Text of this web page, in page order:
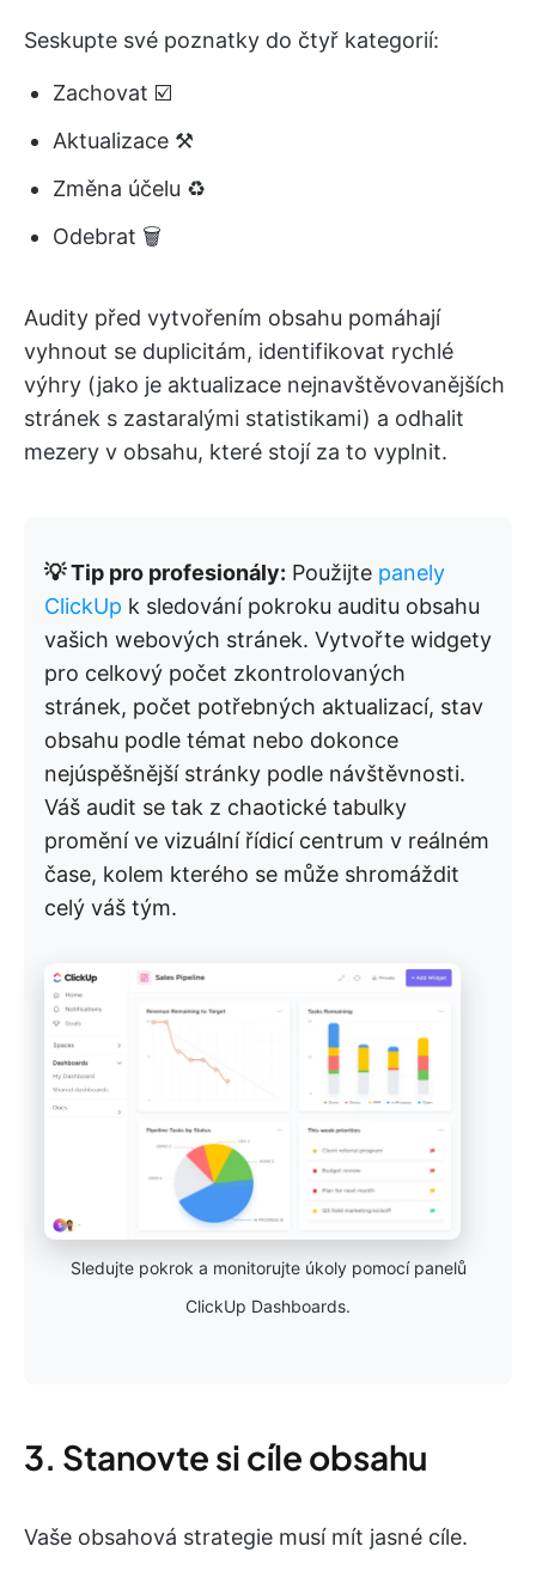
Seskupte své poznatky do čtyř kategorií:
Zachovat ☑️
Aktualizace ⚒️
Změna účelu ♻️
Odebrat 🗑️
Audity před vytvořením obsahu pomáhají
vyhnout se duplicitám, identifikovat rychlé
výhry (jako je aktualizace nejnavštěvovanějších
stránek s zastaralými statistikami) a odhalit
mezery v obsahu, které stojí za to vyplnit.
💡 Tip pro profesionály: Použijte panely
ClickUp k sledování pokroku auditu obsahu
vašich webových stránek. Vytvořte widgety
pro celkový počet zkontrolovaných
stránek, počet potřebných aktualizací, stav
obsahu podle témat nebo dokonce
nejúspěšnější stránky podle návštěvnosti.
Váš audit se tak z chaotické tabulky
promění ve vizuální řídicí centrum v reálném
čase, kolem kterého se může shromáždit
celý váš tým.
Sledujte pokrok a monitorujte úkoly pomocí panelů
ClickUp Dashboards.
3. Stanovte si cíle obsahu
Vaše obsahová strategie musí mít jasné cíle.